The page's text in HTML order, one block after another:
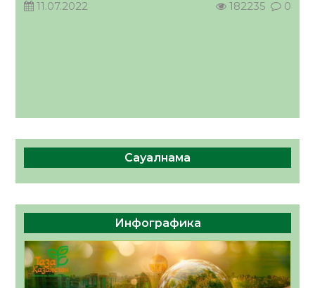
11.07.2022
182235 0
Сауалнама
Инфографика